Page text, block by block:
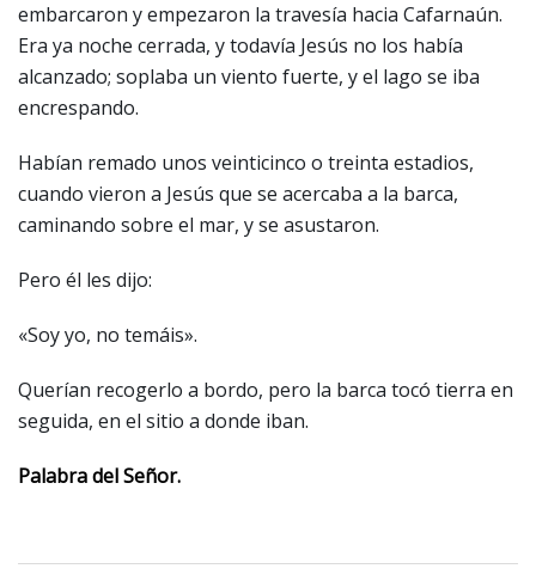
embarcaron y empezaron la travesía hacia Cafarnaún.
Era ya noche cerrada, y todavía Jesús no los había
alcanzado; soplaba un viento fuerte, y el lago se iba
encrespando.
Habían remado unos veinticinco o treinta estadios,
cuando vieron a Jesús que se acercaba a la barca,
caminando sobre el mar, y se asustaron.
Pero él les dijo:
«Soy yo, no temáis».
Querían recogerlo a bordo, pero la barca tocó tierra en
seguida, en el sitio a donde iban.
Palabra del Señor.